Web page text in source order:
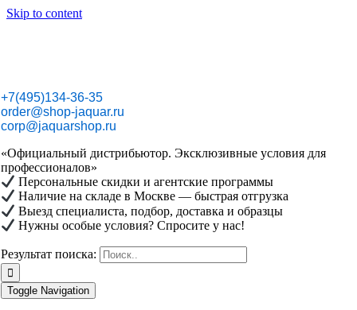
Skip to content
+7(495)134-36-35
order@shop-jaquar.ru
corp@jaquarshop.ru
«Официальный дистрибьютор. Эксклюзивные условия для
профессионалов»
Персональные скидки и агентские программы
Наличие на складе в Москве — быстрая отгрузка
Выезд специалиста, подбор, доставка и образцы
Нужны особые условия? Спросите у нас!
Результат поиска:
Toggle Navigation